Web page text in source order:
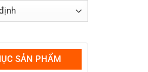
SẢN PHẨM